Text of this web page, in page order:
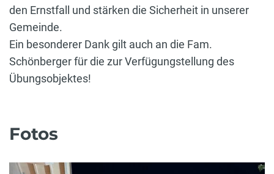
den Ernstfall und stärken die Sicherheit in unserer
Gemeinde.
Ein besonderer Dank gilt auch an die Fam.
Schönberger für die zur Verfügungstellung des
Übungsobjektes!
Fotos